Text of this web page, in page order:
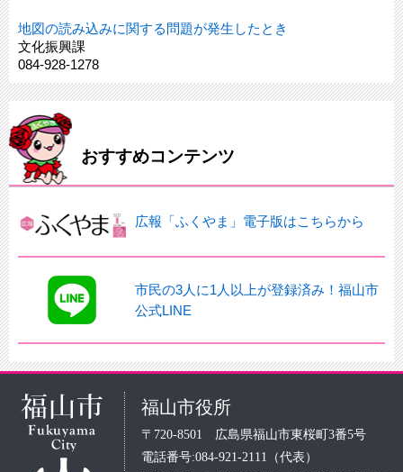
地図の読み込みに関する問題が発生したとき
文化振興課
084-928-1278
おすすめコンテンツ
広報「ふくやま」電子版はこちらから
市民の3人に1人以上が登録済み！福山市
公式LINE
福山市役所
〒720-8501 広島県福山市東桜町3番5号
電話番号:084-921-2111（代表）